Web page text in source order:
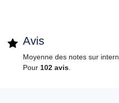
Avis
Moyenne des notes sur
Pour 102 avis